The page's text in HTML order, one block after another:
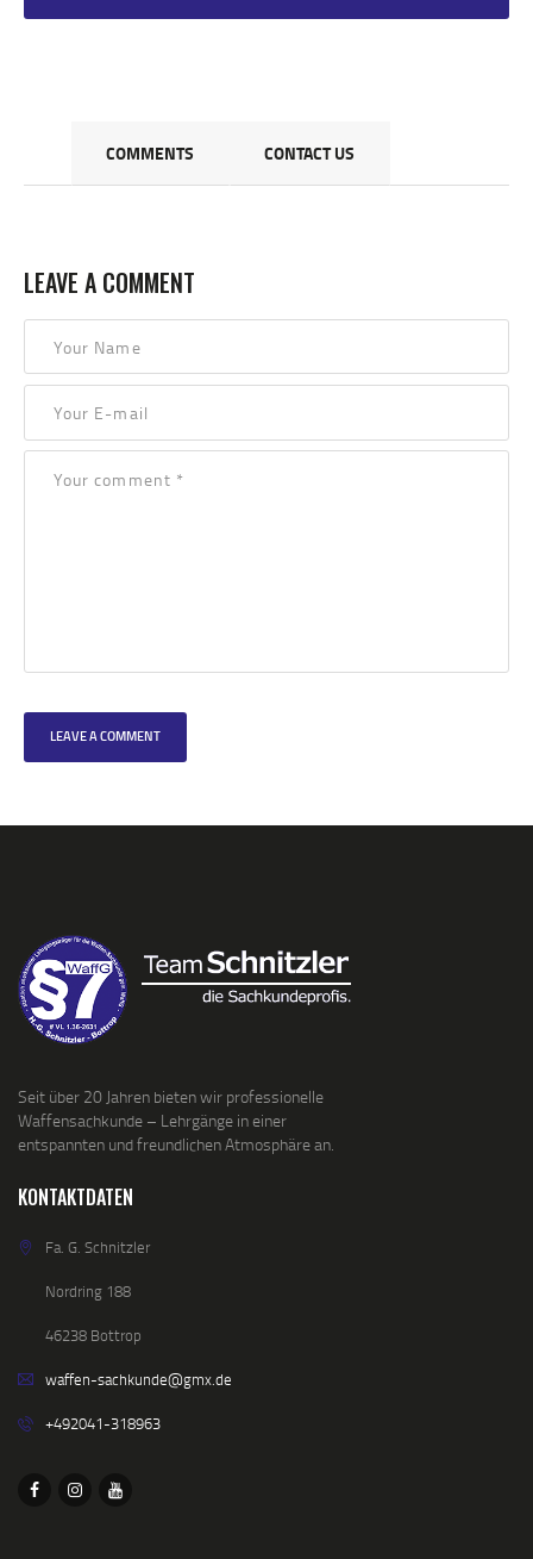
COMMENTS CONTACT US
LEAVE A COMMENT
Seit über 20 Jahren bieten wir professionelle
Waffensachkunde – Lehrgänge in einer
entspannten und freundlichen Atmosphäre an.
KONTAKTDATEN
Fa. G. Schnitzler
Nordring 188
46238 Bottrop
waffen-sachkunde@gmx.de
+492041-318963